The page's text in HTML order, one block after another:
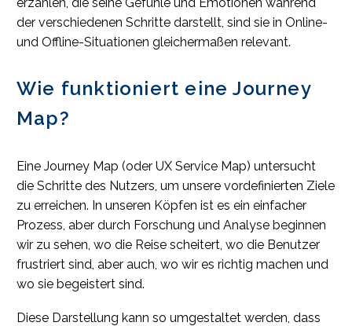
der verschiedenen Schritte darstellt, sind sie in Online-
und Offline-Situationen gleichermaßen relevant.
Wie funktioniert eine Journey
Map?
Eine Journey Map (oder UX Service Map) untersucht
die Schritte des Nutzers, um unsere vordefinierten Ziele
zu erreichen. In unseren Köpfen ist es ein einfacher
Prozess, aber durch Forschung und Analyse beginnen
wir zu sehen, wo die Reise scheitert, wo die Benutzer
frustriert sind, aber auch, wo wir es richtig machen und
wo sie begeistert sind.
Diese Darstellung kann so umgestaltet werden, dass